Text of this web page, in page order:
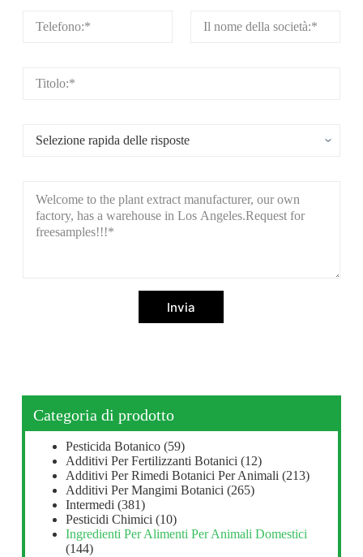
Invia
Categoria di prodotto
Pesticida Botanico (59)
Additivi Per Fertilizzanti Botanici (12)
Additivi Per Rimedi Botanici Per Animali (213)
Additivi Per Mangimi Botanici (265)
Intermedi (381)
Pesticidi Chimici (10)
Ingredienti Per Alimenti Per Animali Domestici
(144)